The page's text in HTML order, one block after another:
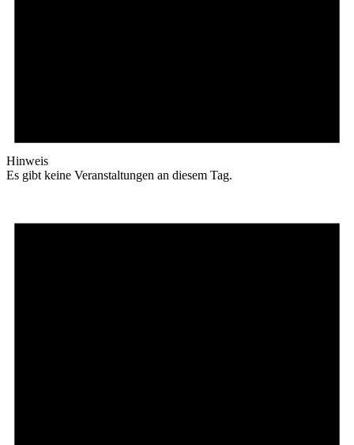
Hinweis
Es gibt keine Veranstaltungen an diesem Tag.